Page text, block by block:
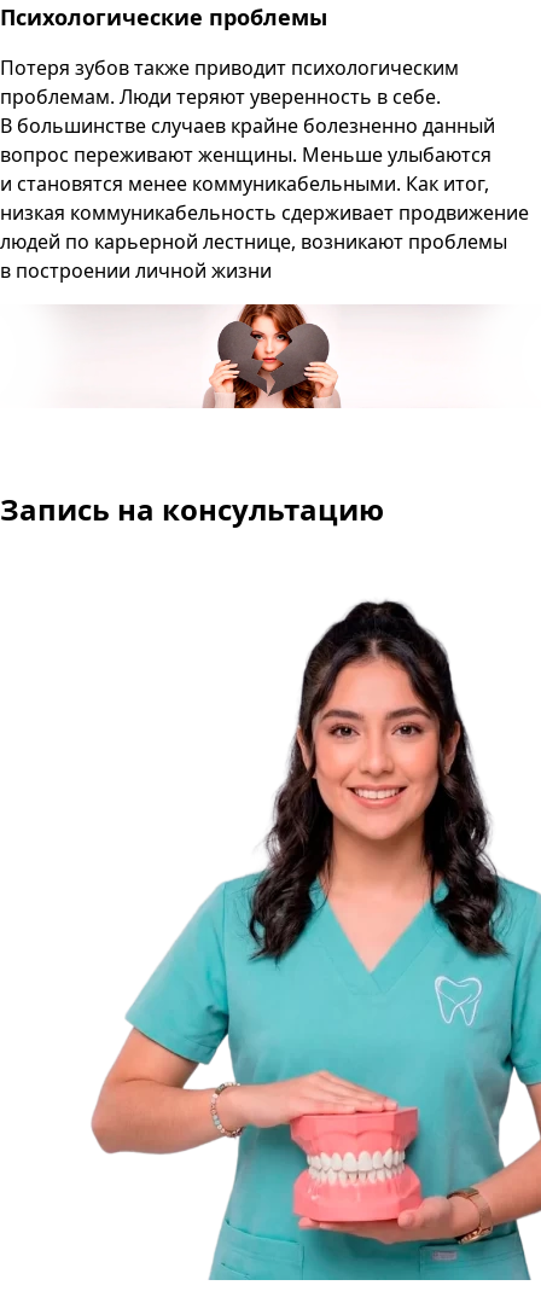
Психологические проблемы
Потеря зубов также приводит психологическим
проблемам. Люди теряют уверенность в себе.
В большинстве случаев крайне болезненно данный
вопрос переживают женщины. Меньше улыбаются
и становятся менее коммуникабельными. Как итог,
низкая коммуникабельность сдерживает продвижение
людей по карьерной лестнице, возникают проблемы
в построении личной жизни
Запись на консультацию